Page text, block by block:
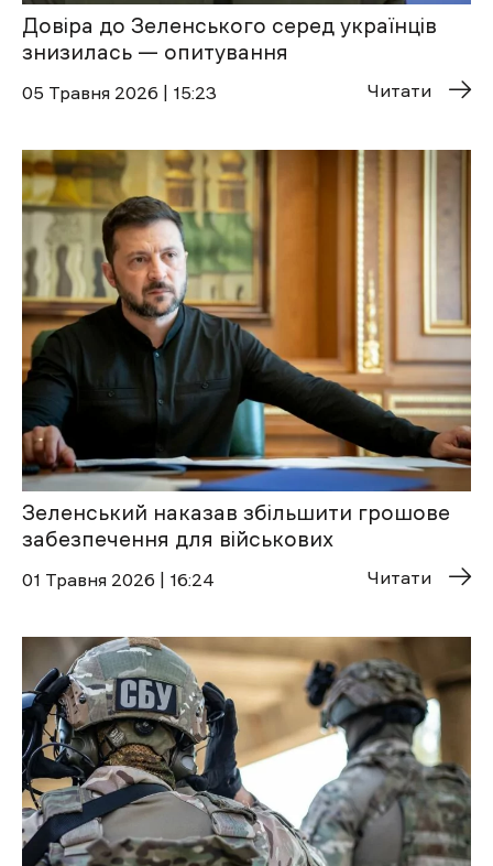
Довіра до Зеленського серед українців
знизилась — опитування
05 Травня 2026 | 15:23 Читати
Зеленський наказав збільшити грошове
забезпечення для військових
01 Травня 2026 | 16:24 Читати